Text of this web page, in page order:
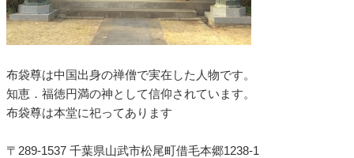
布袋尊は中国出身の禅僧で実在した人物です。
知恵．福徳円満の神として信仰されています。
布袋尊は本堂に祀ってあります
〒289-1537 千葉県山武市松尾町借毛本郷1238-1